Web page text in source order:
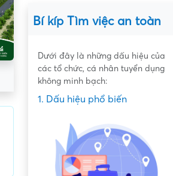
Bí kíp Tìm việc an toàn
Dưới đây là những dấu hiệu của
các tổ chức, cá nhân tuyển dụng
không minh bạch:
1. Dấu hiệu phổ biến